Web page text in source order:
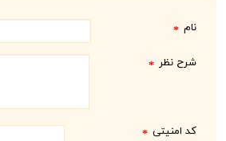
نام *
شرح نظر *
کد امنیتی *